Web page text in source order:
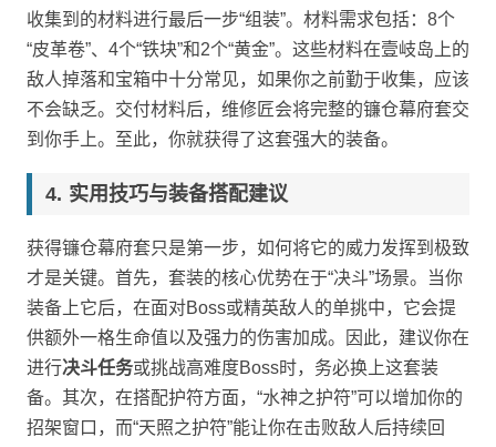
收集到的材料进行最后一步“组装”。材料需求包括：8个
“皮革卷”、4个“铁块”和2个“黄金”。这些材料在壹岐岛上的
敌人掉落和宝箱中十分常见，如果你之前勤于收集，应该
不会缺乏。交付材料后，维修匠会将完整的镰仓幕府套交
到你手上。至此，你就获得了这套强大的装备。
实用技巧与装备搭配建议
获得镰仓幕府套只是第一步，如何将它的威力发挥到极致
才是关键。首先，套装的核心优势在于“决斗”场景。当你
装备上它后，在面对Boss或精英敌人的单挑中，它会提
供额外一格生命值以及强力的伤害加成。因此，建议你在
进行决斗任务或挑战高难度Boss时，务必换上这套装
备。其次，在搭配护符方面，“水神之护符”可以增加你的
招架窗口，而“天照之护符”能让你在击败敌人后持续回